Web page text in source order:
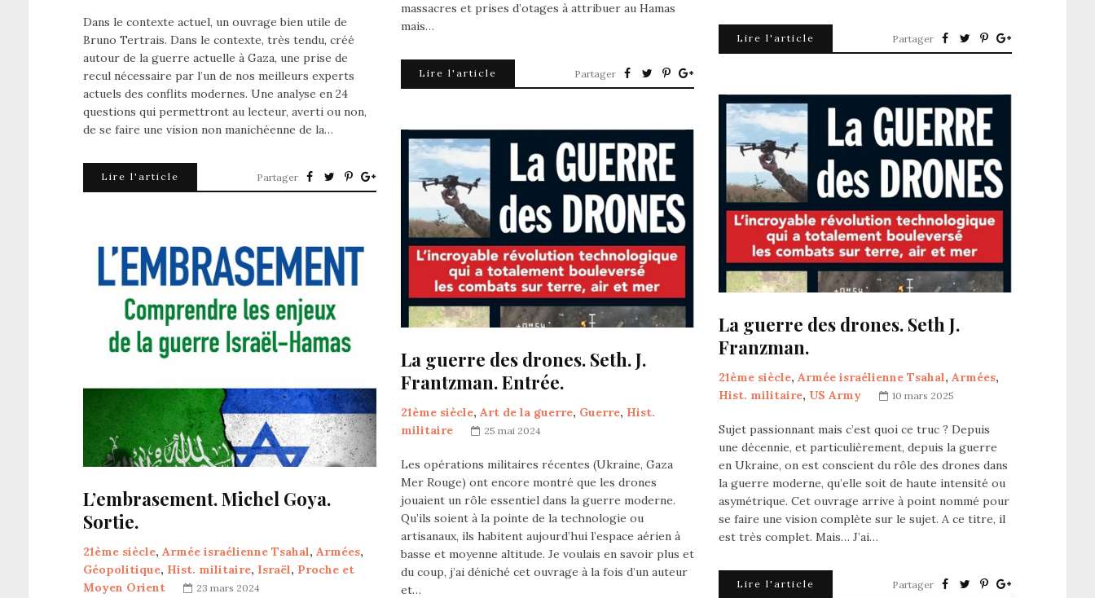
Dans le contexte actuel, un ouvrage bien utile de
Bruno Tertrais. Dans le contexte, très tendu, créé
autour de la guerre actuelle à Gaza, une prise de
recul nécessaire par l’un de nos meilleurs experts
actuels des conflits modernes. Une analyse en 24
questions qui permettront au lecteur, averti ou non,
de se faire une vision non manichéenne de la…
Lire l'article Partager
massacres et prises d’otages à attribuer au Hamas
mais…
Lire l'article Partager
Lire l'article Partager
La guerre des drones. Seth J.
Franzman.
21ème siècle, Armée israélienne Tsahal, Armées,
Hist. militaire, US Army 10 mars 2025
Sujet passionnant mais c’est quoi ce truc ? Depuis
une décennie, et particulièrement, depuis la guerre
en Ukraine, on est conscient du rôle des drones dans
la guerre moderne, qu’elle soit de haute intensité ou
asymétrique. Cet ouvrage arrive à point nommé pour
se faire une vision complète sur le sujet. A ce titre, il
est très complet. Mais… J’ai…
Lire l'article Partager
La guerre des drones. Seth. J.
Frantzman. Entrée.
21ème siècle, Art de la guerre, Guerre, Hist.
militaire
25 mai 2024
Les opérations militaires récentes (Ukraine, Gaza
Mer Rouge) ont encore montré que les drones
jouaient un rôle essentiel dans la guerre moderne.
Qu’ils soient à la pointe de la technologie ou
artisanaux, ils habitent aujourd’hui l’espace aérien à
basse et moyenne altitude. Je voulais en savoir plus et
du coup, j’ai déniché cet ouvrage à la fois d’un auteur
et…
L’embrasement. Michel Goya.
Sortie.
21ème siècle, Armée israélienne Tsahal, Armées,
Géopolitique, Hist. militaire, Israël, Proche et
Moyen Orient
23 mars 2024